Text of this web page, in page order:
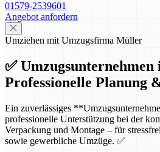
01579-2539601
Angebot anfordern
Umziehen mit Umzugsfirma Müller
✅
Professionelle Planung
Ein zuverlässiges
professionelle Unterstützung bei der
Verpackung und Montage – für
sowie gewerbliche Umzüge. ✅